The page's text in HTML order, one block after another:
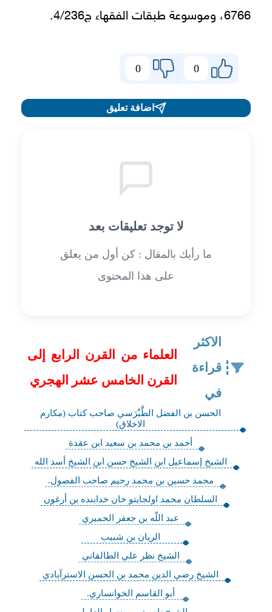
6766، وموسوعة طبقات الفقهاء ج4/236.
0
0
اضافة تعليق
لا توجد تعليقات بعد
ما رأيك بالمقال : كن أول من يعلق
على هذا المحتوى
الاكثر
قراءة
في
العلماء من القرن الرابع إلى
القرن الخامس عشر الهجري
الحسن بن الفضل الطَّبْرَسي صاحب كتاب (مكارم
الاخلاق)
أحمد بن محمد بن سعيد ابن عقدة
الشيخ إسماعيل ابن الشيخ حسن ابن الشيخ أسد الله
محمد حسين بن محمد رحيم صاحب الفصول.
السلطان محمد اولجايتو خان خدابنده بن أرغون
عبد اللّه بن جعفر الحميري
الريان بن شبيب
الشيخ نظر علي الطالقاني
الشيخ رضي الدين محمد بن الحسن الاسترآبادي
أبو القاسم الخوانساري.